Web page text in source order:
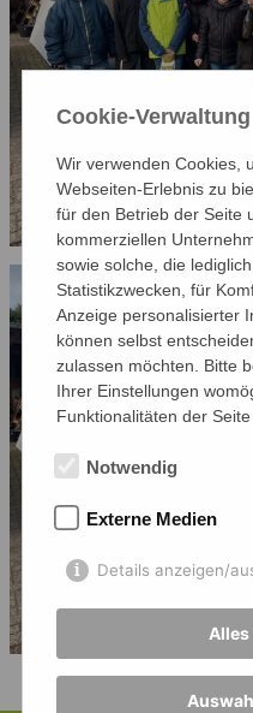
Cookie-Verwaltung
Wir verwenden Cookies,
Webseiten-Erlebnis zu
für den Betrieb der Seite
kommerziellen
sowie solche, die
Statistikzwecken, für
Anzeige personalisierter
können selbst
zulassen möchten. Bitte
Ihrer Einstellungen
Funktionalitäten der
Notwendig
Externe Medien
Details anzeigen/
Alles